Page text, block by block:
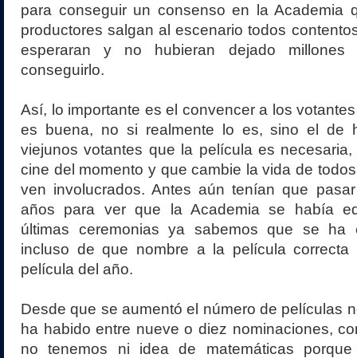
para conseguir un consenso en la Academia
productores salgan al escenario todos
esperaran y no hubieran dejado millones
conseguirlo.
Así, lo importante es el convencer a los
es buena, no si realmente lo es, sino el de
viejunos votantes que la película es necesaria,
cine del momento y que cambie la vida de
ven involucrados. Antes aún tenían que
años para ver que la Academia se había
últimas ceremonias ya sabemos que se ha
incluso de que nombre a la película
película del año.
Desde que se aumentó el número de películas
ha habido entre nueve o diez nominaciones,
no tenemos ni idea de matemáticas